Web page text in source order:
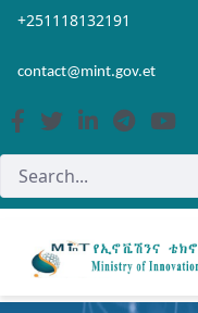
Skip to Main Content
Open Accessibility Menu
+251118132191
contact@mint.gov.et